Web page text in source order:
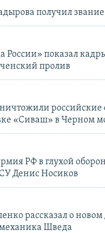
получил
России» показал
пролив
российские
«Сиваш» в Черном
РФ в глухой
Денис Носиков
рассказал о новом
Шведа